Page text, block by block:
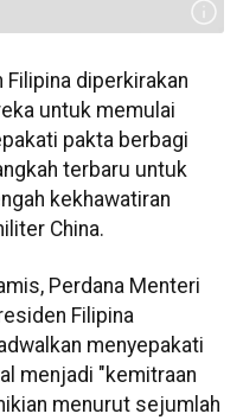
Filipina diperkirakan
untuk memulai
pakta berbagi
terbaru untuk
kekhawatiran
China.
Perdana Menteri
Filipina
menyepakati
menjadi "kemitraan
menurut sejumlah